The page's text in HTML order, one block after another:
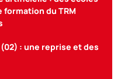
du TRM
: une reprise et des